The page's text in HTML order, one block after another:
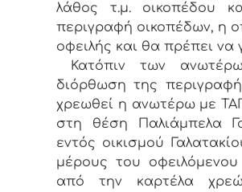
λάθος τ.μ. οικοπέδου
περιγραφή οικοπέδων, η
οφειλής και θα πρέπει να
Κατόπιν των
διόρθωση της
χρεωθεί η ανωτέρω με ΤΑΠ
στη θέση Παλιάμπελα
εντός οικισμού
μέρους του
από την καρτέλα